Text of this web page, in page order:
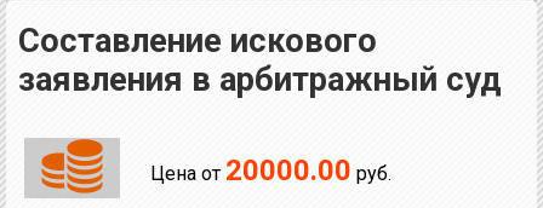
Составление искового
заявления в арбитражный суд
Цена от 20000.00 руб.